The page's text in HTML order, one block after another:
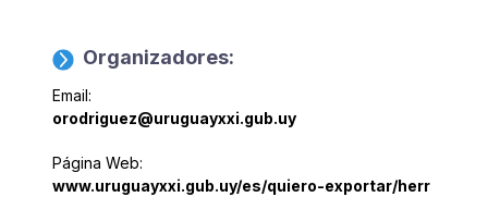
Organizadores:
Email:
orodriguez@uruguayxxi.gub.uy
Página Web:
www.uruguayxxi.gub.uy/es/quiero-exportar/herr